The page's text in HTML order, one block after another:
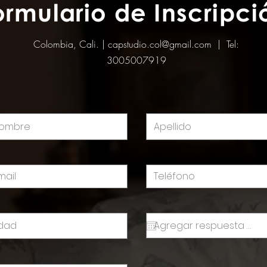
de
Colombia, Cali. | capstudio.col@gmail.com | Tel:
3005007919